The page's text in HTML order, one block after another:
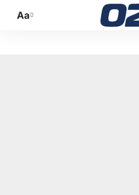
Promijeni
Aa